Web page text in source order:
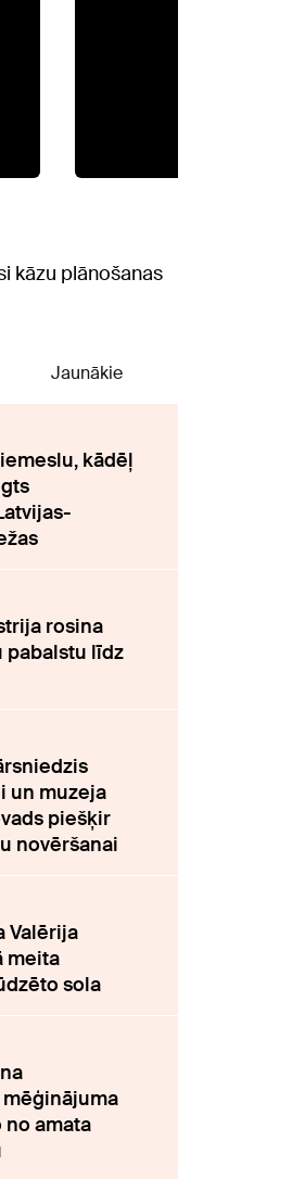
kāzu plānošanas
Jaunākie
kādēļ
rosina
pabalstu līdz
un muzeja
piešķir
novēršanai
Valērija
meita
sola
amata